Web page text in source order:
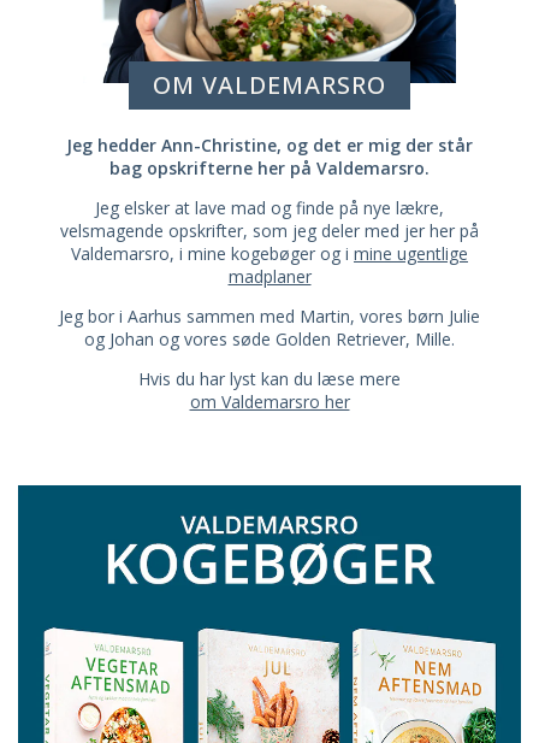
OM VALDEMARSRO
Jeg hedder Ann-Christine, og det er mig der står
bag opskrifterne her på Valdemarsro.
Jeg elsker at lave mad og finde på nye lækre,
velsmagende opskrifter, som jeg deler med jer her på
Valdemarsro, i mine kogebøger og i mine ugentlige
madplaner
Jeg bor i Aarhus sammen med Martin, vores børn Julie
og Johan og vores søde Golden Retriever, Mille.
Hvis du har lyst kan du læse mere
om Valdemarsro her